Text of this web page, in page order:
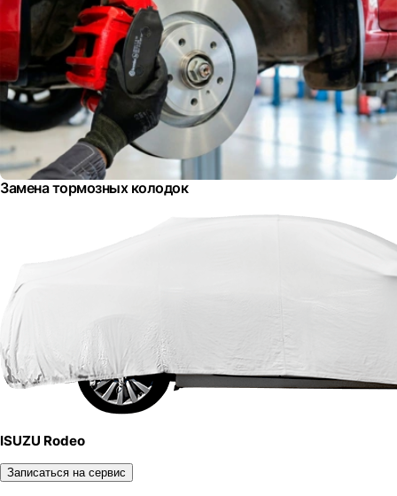
Замена тормозных колодок
ISUZU Rodeo
Записаться на сервис